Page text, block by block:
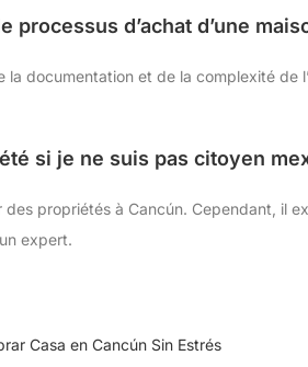
processus d’achat d’une
documentation et de la complexité de
si je ne suis pas citoyen
propriétés à Cancún. Cependant, il
expert.
Casa en Cancún Sin Estrés